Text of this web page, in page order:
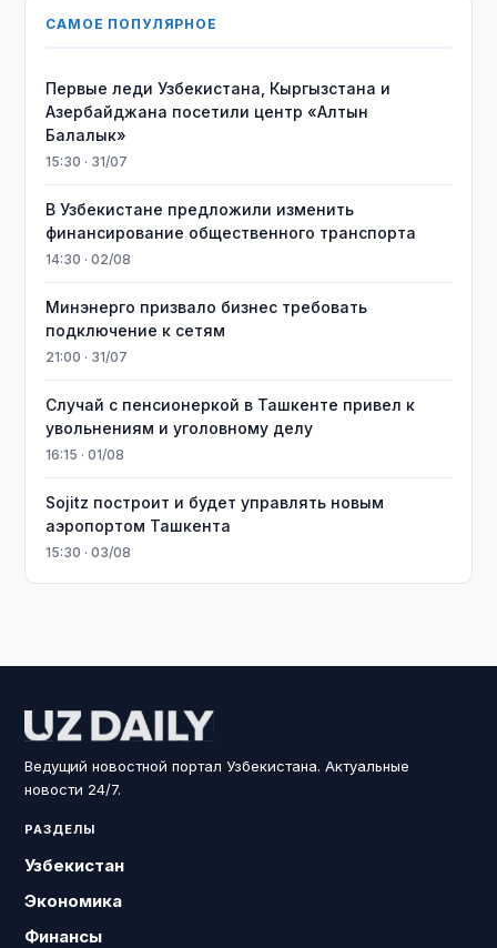
САМОЕ ПОПУЛЯРНОЕ
Первые леди Узбекистана, Кыргызстана и
Азербайджана посетили центр «Алтын
Балалык»
15:30 · 31/07
В Узбекистане предложили изменить
финансирование общественного транспорта
14:30 · 02/08
Минэнерго призвало бизнес требовать
подключение к сетям
21:00 · 31/07
Случай с пенсионеркой в Ташкенте привел к
увольнениям и уголовному делу
16:15 · 01/08
Sojitz построит и будет управлять новым
аэропортом Ташкента
15:30 · 03/08
Ведущий новостной портал Узбекистана. Актуальные
новости 24/7.
РАЗДЕЛЫ
Узбекистан
Экономика
Финансы